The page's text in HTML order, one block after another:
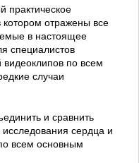
практическое
котором отражены все
в настоящее
специалистов
видеоклипов по всем
случаи
и сравнить
исследования сердца и
всем основным